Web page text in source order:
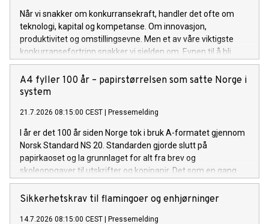
Når vi snakker om konkurransekraft, handler det ofte om
teknologi, kapital og kompetanse. Om innovasjon,
produktivitet og omstillingsevne. Men et av våre viktigste
konkurransefortrinn snakker vi sjelden om. Evnen til å bli
enige.
A4 fyller 100 år – papirstørrelsen som satte Norge i
system
21.7.2026 08:15:00 CEST | Pressemelding
I år er det 100 år siden Norge tok i bruk A-formatet gjennom
Norsk Standard NS 20. Standarden gjorde slutt på
papirkaoset og la grunnlaget for alt fra brev og
skoleoppgaver til utskrifter og kopipapir. Det som en gang
var en liten revolusjon på kontoret, er i dag en selvfølge.
Sikkerhetskrav til flamingoer og enhjørninger
14.7.2026 08:15:00 CEST | Pressemelding